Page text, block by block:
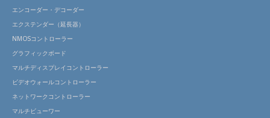
エンコーダー・デコーダー
エクステンダー（延長器）
NMOSコントローラー
グラフィックボード
マルチディスプレイコントローラー
ビデオウォールコントローラー
ネットワークコントローラー
マルチビューワー